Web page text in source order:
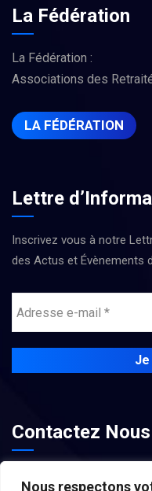
Nous respectons
La Fédération
La Fédération :
Associations des
LA FÉDÉRATION
Lettre
Inscrivez vous à notre
des Actus et Évènements
Contactez Nous
contact@associations-